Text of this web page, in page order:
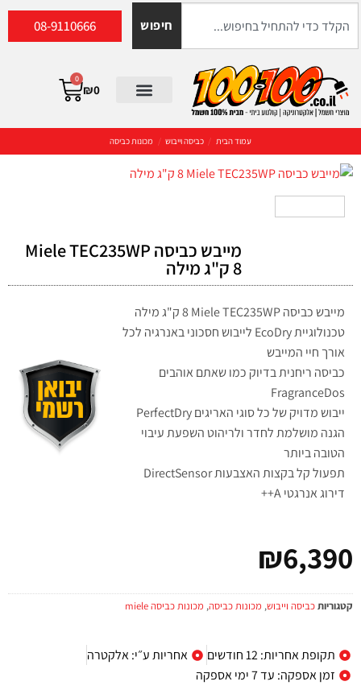
חיפוש 08-9110666
₪0
0
עמוד הבית / כביסה וייבוש / מכונות כביסה
מייבש כביסה Miele TEC235WP
‏8 ‏ק"ג מילה
מייבש כביסה Miele TEC235WP ‏8 ‏ק"ג מילה
טכנולוגיית EcoDry לייבוש חסכוני באנרגיה לכל
אורך חיי המייבש
כביסה ריחנית בדיוק כמו שאתם אוהבים
FragranceDos
ייבוש מדויק של כל סוגי האריגים PerfectDry
הגנה מושלמת לחדר ולריהוט השפעת עיבוי
הטובה ביותר
תפעול קל בקצות האצבעות DirectSensor
דירוג אנרגטי A++
₪6,390
קטגוריותכביסה וייבוש, מכונות כביסה, מכונות כביסה miele
תקופת אחריות: 12 חודשים
אחריות ע״י: אלקטרה
זמן אספקה: עד 7 ימי אספקה